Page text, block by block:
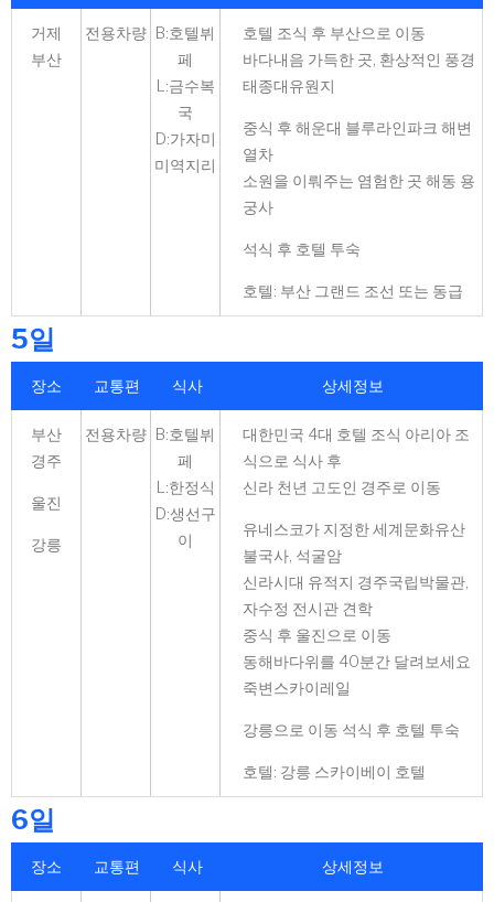
거제
부산
전용차량 B:호텔뷔
페
L:금수복
국
D:가자미
미역지리
호텔 조식 후 부산으로 이동
바다내음 가득한 곳, 환상적인 풍경
태종대유원지
중식 후 해운대 블루라인파크 해변
열차
소원을 이뤄주는 염험한 곳 해동 용
궁사
석식 후 호텔 투숙
호텔: 부산 그랜드 조선 또는 동급
5일
장소 교통편 식사 상세정보
부산
경주
울진
강릉
전용차량 B:호텔뷔
페
L:한정식
D:생선구
이
대한민국 4대 호텔 조식 아리아 조
식으로 식사 후
신라 천년 고도인 경주로 이동
유네스코가 지정한 세계문화유산
불국사, 석굴암
신라시대 유적지 경주국립박물관,
자수정 전시관 견학
중식 후 울진으로 이동
동해바다위를 40분간 달려보세요
죽변스카이레일
강릉으로 이동 석식 후 호텔 투숙
호텔: 강릉 스카이베이 호텔
6일
장소 교통편 식사 상세정보